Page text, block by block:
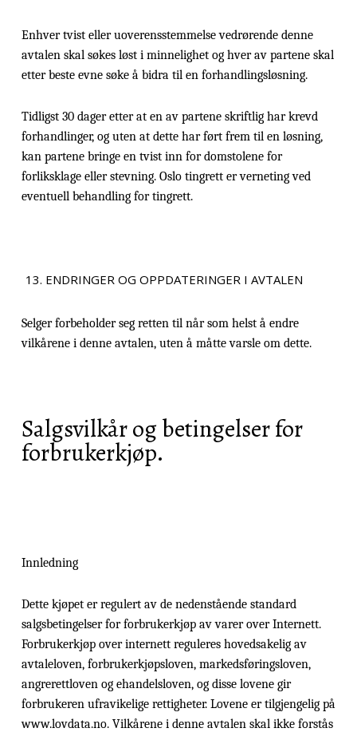
Enhver tvist eller uoverensstemmelse vedrørende denne
avtalen skal søkes løst i minnelighet og hver av partene skal
etter beste evne søke å bidra til en forhandlingsløsning.
Tidligst 30 dager etter at en av partene skriftlig har krevd
forhandlinger, og uten at dette har ført frem til en løsning,
kan partene bringe en tvist inn for domstolene for
forliksklage eller stevning. Oslo tingrett er verneting ved
eventuell behandling for tingrett.
ENDRINGER OG OPPDATERINGER I AVTALEN
Selger forbeholder seg retten til når som helst å endre
vilkårene i denne avtalen, uten å måtte varsle om dette.
Salgsvilkår og betingelser for
forbrukerkjøp.
Innledning
Dette kjøpet er regulert av de nedenstående standard
salgsbetingelser for forbrukerkjøp av varer over Internett.
Forbrukerkjøp over internett reguleres hovedsakelig av
avtaleloven, forbrukerkjøpsloven, markedsføringsloven,
angrerettloven og ehandelsloven, og disse lovene gir
forbrukeren ufravikelige rettigheter. Lovene er tilgjengelig på
www.lovdata.no. Vilkårene i denne avtalen skal ikke forstås